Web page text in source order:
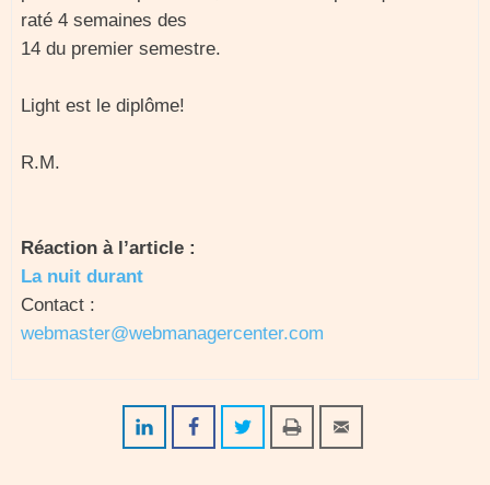
raté 4 semaines des
14 du premier semestre.
Light est le diplôme!
R.M.
Réaction à l’article :
La nuit durant
Contact :
webmaster@webmanagercenter.com